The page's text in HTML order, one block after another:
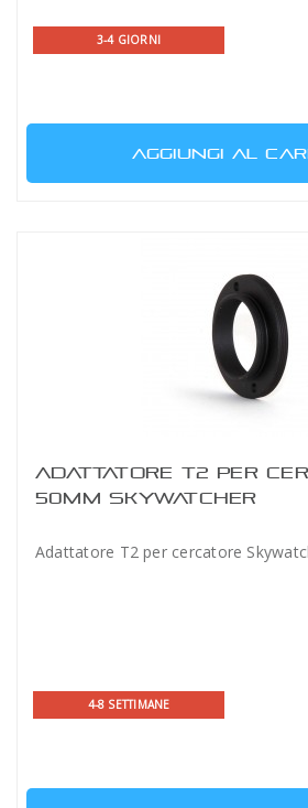
3-4 GIORNI
AGGIUNGI AL
ADATTATORE T2 PER
50MM SKYWATCHER
Adattatore T2 per cercatore
4-8 SETTIMANE